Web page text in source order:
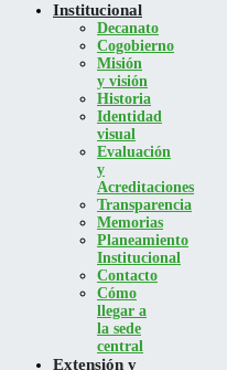
Institucional
Decanato
Cogobierno
Misión
y visión
Historia
Identidad
visual
Evaluación
y
Acreditaciones
Transparencia
Memorias
Planeamiento
Institucional
Contacto
Cómo
llegar a
la sede
central
Extensión y